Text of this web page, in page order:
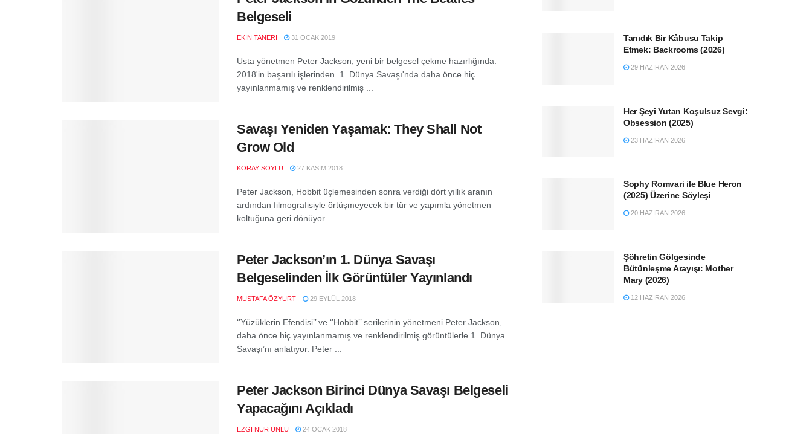
Belgeseli
EKIN TANERI 31 OCAK 2019
Usta yönetmen Peter Jackson, yeni bir belgesel çekme hazırlığında.
2018'in başarılı işlerinden 1. Dünya Savaşı'nda daha önce hiç
yayınlanmamış ve renklendirilmiş ...
Savaşı Yeniden Yaşamak: They Shall Not
Grow Old
KORAY SOYLU 27 KASIM 2018
Peter Jackson, Hobbit üçlemesinden sonra verdiği dört yıllık aranın
ardından filmografisiyle örtüşmeyecek bir tür ve yapımla yönetmen
koltuğuna geri dönüyor. ...
Peter Jackson’ın 1. Dünya Savaşı
Belgeselinden İlk Görüntüler Yayınlandı
MUSTAFA ÖZYURT 29 EYLÜL 2018
‘’Yüzüklerin Efendisi’’ ve ‘’Hobbit’’ serilerinin yönetmeni Peter Jackson,
daha önce hiç yayınlanmamış ve renklendirilmiş görüntülerle 1. Dünya
Savaşı’nı anlatıyor. Peter ...
Peter Jackson Birinci Dünya Savaşı Belgeseli
Yapacağını Açıkladı
EZGI NUR ÜNLÜ 24 OCAK 2018
Tanıdık Bir Kâbusu Takip
Etmek: Backrooms (2026)
29 HAZIRAN 2026
Her Şeyi Yutan Koşulsuz Sevgi:
Obsession (2025)
23 HAZIRAN 2026
Sophy Romvari ile Blue Heron
(2025) Üzerine Söyleşi
20 HAZIRAN 2026
Şöhretin Gölgesinde
Bütünleşme Arayışı: Mother
Mary (2026)
12 HAZIRAN 2026